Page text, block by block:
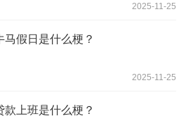
2025-11-25
假日是什么梗？
2025-11-25
上班是什么梗？